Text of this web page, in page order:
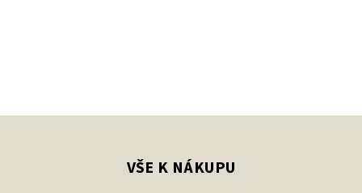
VŠE K NÁKUPU